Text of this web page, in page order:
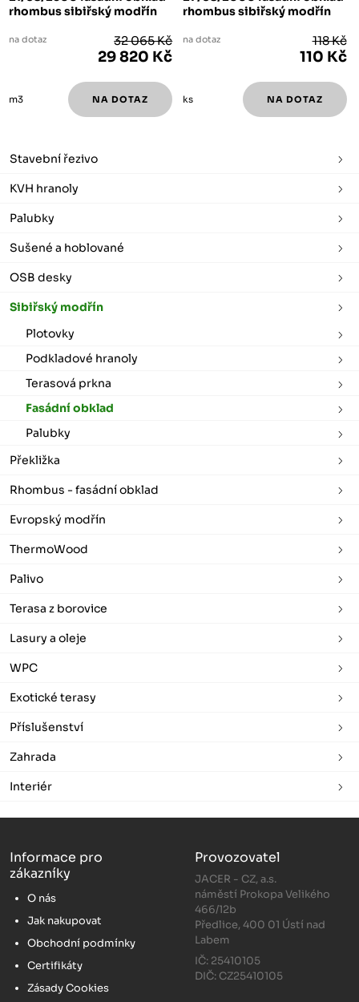
rhombus sibiřský modřín
na dotaz 32 065 Kč
29 820 Kč
m3
rhombus sibiřský modřín
na dotaz 118 Kč
110 Kč
ks
Stavební řezivo
KVH hranoly
Palubky
Sušené a hoblované
OSB desky
Sibiřský modřín
Plotovky
Podkladové hranoly
Terasová prkna
Fasádní obklad
Palubky
Překližka
Rhombus - fasádní obklad
Evropský modřín
ThermoWood
Palivo
Terasa z borovice
Lasury a oleje
WPC
Exotické terasy
Příslušenství
Zahrada
Interiér
Informace pro
zákazníky
O nás
Jak nakupovat
Obchodní podmínky
Certifikáty
Zásady Cookies
Provozovatel
JACER - CZ, a.s.
náměstí Prokopa Velikého
466/12b
Předlice, 400 01 Ústí nad
Labem
IČ: 25410105
DIČ: CZ25410105